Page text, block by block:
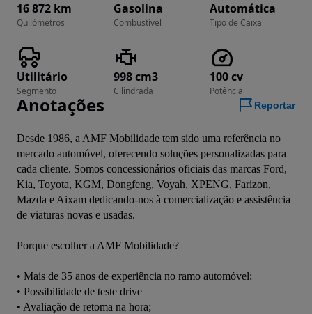
16 872 km
Quilómetros
Gasolina
Combustível
Automática
Tipo de Caixa
Utilitário
Segmento
998 cm3
Cilindrada
100 cv
Potência
Anotações Reportar
Desde 1986, a AMF Mobilidade tem sido uma referência no
mercado automóvel, oferecendo soluções personalizadas para
cada cliente. Somos concessionários oficiais das marcas Ford,
Kia, Toyota, KGM, Dongfeng, Voyah, XPENG, Farizon,
Mazda e Aixam dedicando-nos à comercialização e assistência
de viaturas novas e usadas.
Porque escolher a AMF Mobilidade?
• Mais de 35 anos de experiência no ramo automóvel;
• Possibilidade de teste drive
• Avaliação de retoma na hora;